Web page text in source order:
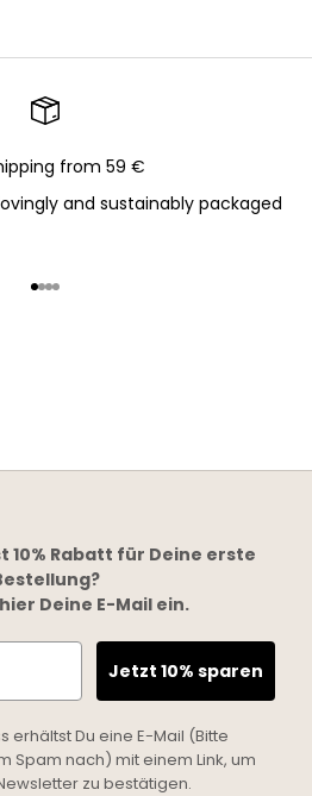
from 59 €
and sustainably packaged
Go to item 1
Go to item 2
Go to item 3
Go to item 4
10% Rabatt für Deine erste
Deine E-Mail ein.
Jetzt 10% sparen
erhältst Du eine E-Mail (Bitte
Spam nach) mit einem Link, um
zu bestätigen.